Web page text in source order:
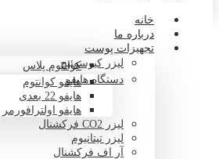
خانه
درباره ما
تجهیزات پوست
لیزر کیوسوئیچکوانتوم پلاس
دستگاه هایفوهایفو کوانتوم
هایفو 22 بعدی
هایفو اولترافورمر
لیزر CO2 فرکشنال
لیزر تیتانیوم
آر اف فرکشنال